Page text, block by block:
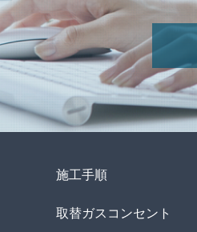
施工手順
取替ガスコンセント